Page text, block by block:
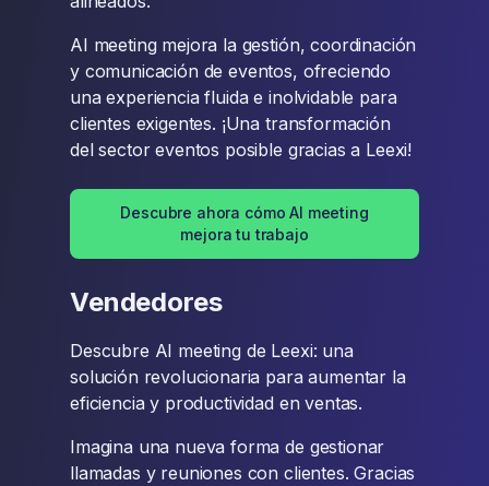
AI meeting mejora la gestión, coordinación
y comunicación de eventos, ofreciendo
una experiencia fluida e inolvidable para
clientes exigentes. ¡Una transformación
del sector eventos posible gracias a Leexi!
Descubre ahora cómo AI meeting
mejora tu trabajo
Vendedores
Descubre AI meeting de Leexi: una
solución revolucionaria para aumentar la
eficiencia y productividad en ventas.
Imagina una nueva forma de gestionar
llamadas y reuniones con clientes. Gracias